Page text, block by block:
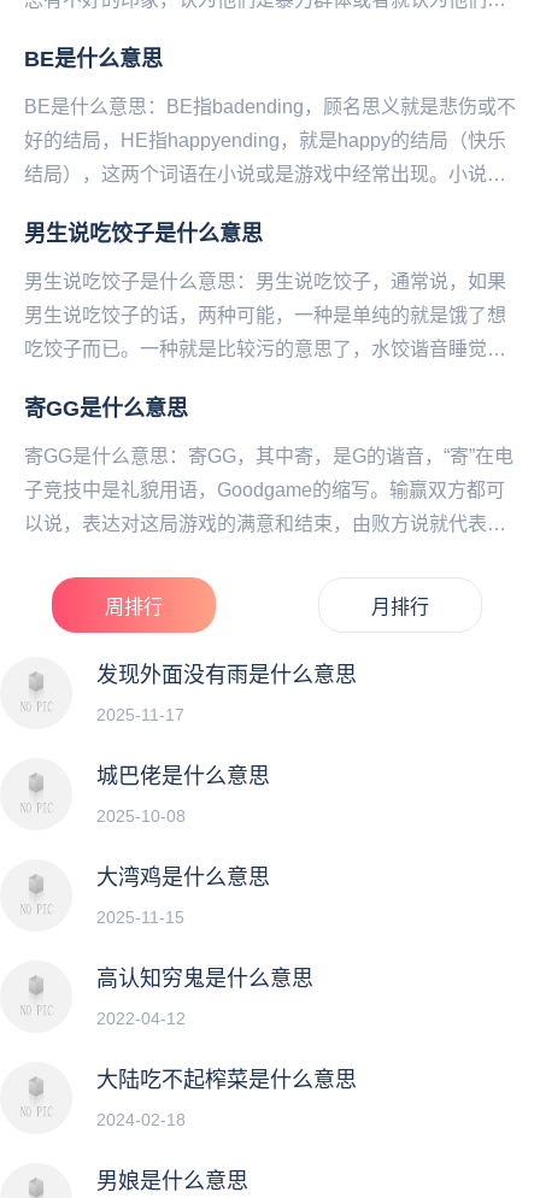
BE是什么意思
BE是什么意思：BE指badending，顾名思义就是悲伤或不
好的结局，HE指happyending，就是happy的结局（快乐
结局），这两个词语在小说或是游戏中经常出现。小说，
男生说吃饺子是什么意思
男生说吃饺子是什么意思：男生说吃饺子，通常说，如果
男生说吃饺子的话，两种可能，一种是单纯的就是饿了想
吃饺子而已。一种就是比较污的意思了，水饺谐音睡觉，
寄GG是什么意思
寄GG是什么意思：寄GG，其中寄，是G的谐音，“寄”在电
子竞技中是礼貌用语，Goodgame的缩写。输赢双方都可
以说，表达对这局游戏的满意和结束，由败方说就代表技
周排行 月排行
发现外面没有雨是什么意思
2025-11-17
城巴佬是什么意思
2025-10-08
大湾鸡是什么意思
2025-11-15
高认知穷鬼是什么意思
2022-04-12
大陆吃不起榨菜是什么意思
2024-02-18
男娘是什么意思